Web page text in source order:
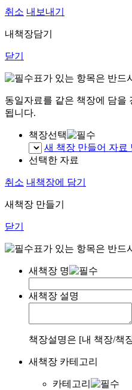
취소 내보내기
내책장담기
닫기
표가 있는 항목은 반드
동일자료를 같은 책장에 담을
됩니다.
책장선택
새 책장 만들어 자료
선택한 자료
취소 내책장에 담기
새책장 만들기
닫기
표가 있는 항목은 반드
새책장 명
새책장 설명
책장설명은 [내 책장/책
새책장 카테고리
카테고리